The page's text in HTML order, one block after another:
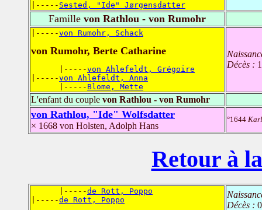
|----- Sested, "Ide" Jørgensdatter
Famille von Rathlou - von Rumohr
|-----von Rumohr, Schack
von Rumohr, Berte Catharine
      |-----
von Ahlefeldt, Grégoire
|-----von Ahlefeldt, Anna
      |-----
Blome, Mette
Décès :
L'enfant du couple von Rathlou - von Rumohr
von Rathlou, "Ide" Wolfsdatter
× 1668 von Holsten, Adolph Hans
°1644
Retour à
      |-----
de Rott, Poppo
|-----de Rott, Poppo
Décès :